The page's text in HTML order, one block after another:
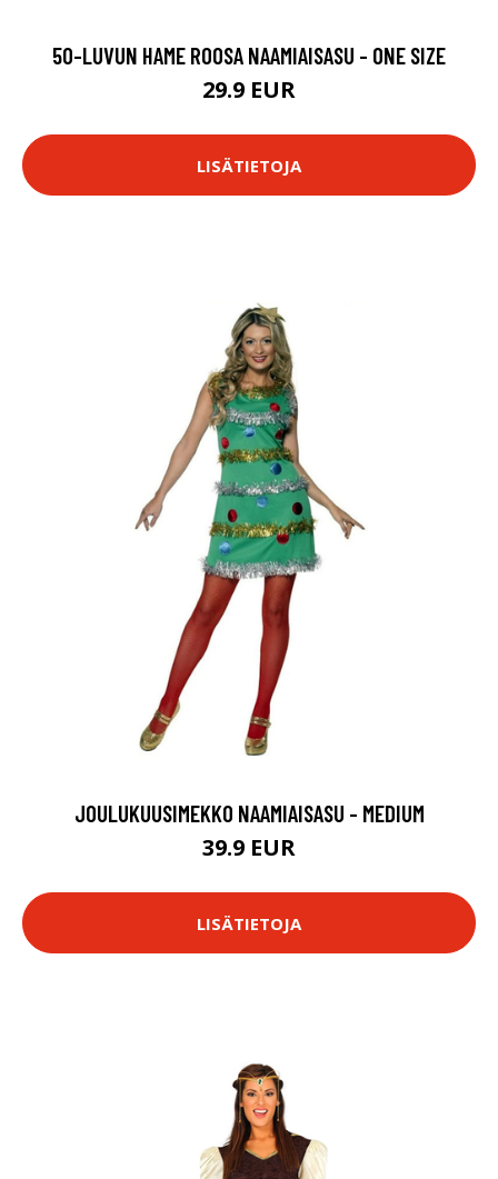
50-LUVUN HAME ROOSA NAAMIAISASU - ONE SIZE
29.9 EUR
LISÄTIETOJA
JOULUKUUSIMEKKO NAAMIAISASU - MEDIUM
39.9 EUR
LISÄTIETOJA